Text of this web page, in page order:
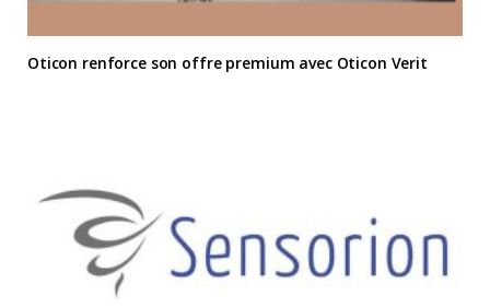
Oticon renforce son offre premium avec Oticon Verit